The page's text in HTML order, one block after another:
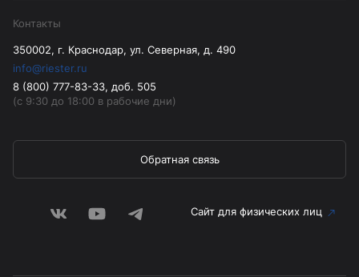
Контакты
350002, г. Краснодар, ул. Северная, д. 490
info@riester.ru
8 (800) 777-83-33, доб. 505
(с 9:30 до 18:00 в рабочие дни)
Обратная связь
Сайт для физических лиц